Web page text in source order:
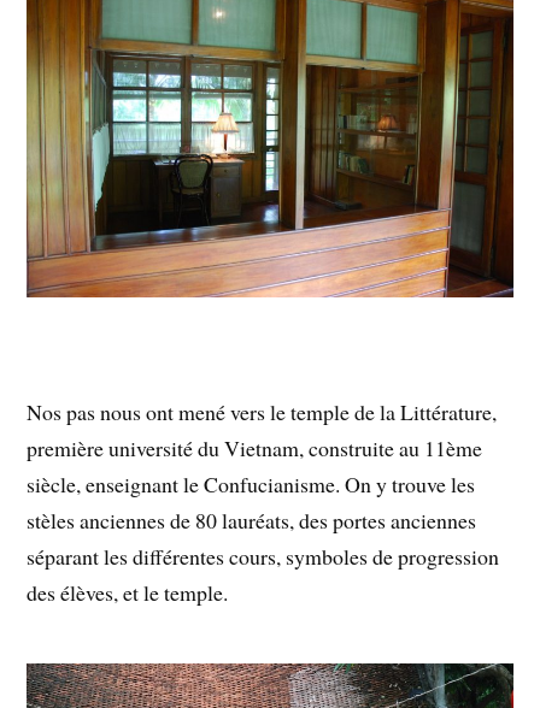
Nos pas nous ont mené vers le temple de la Littérature,
première université du Vietnam, construite au 11ème
siècle, enseignant le Confucianisme. On y trouve les
stèles anciennes de 80 lauréats, des portes anciennes
séparant les différentes cours, symboles de progression
des élèves, et le temple.